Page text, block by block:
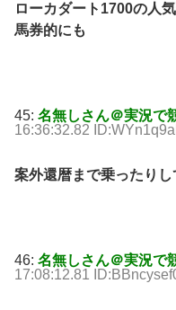
ローカダート1700の人
馬券的にも
45: 名無しさん＠実況で
16:36:32.82
案外還暦まで乗ったり
46: 名無しさん＠実況で
17:08:12.81